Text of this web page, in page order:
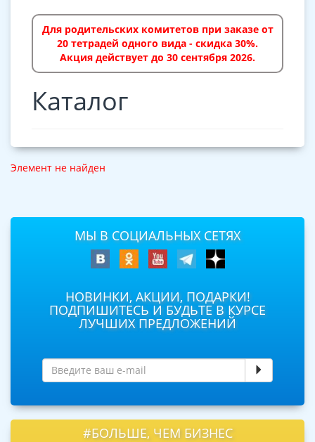
Для родительских комитетов при заказе от
20 тетрадей одного вида - скидка 30%.
Акция действует до 30 сентября 2026.
Каталог
Элемент не найден
МЫ В СОЦИАЛЬНЫХ СЕТЯХ
НОВИНКИ, АКЦИИ, ПОДАРКИ!
ПОДПИШИТЕСЬ И БУДЬТЕ В КУРСЕ
ЛУЧШИХ ПРЕДЛОЖЕНИЙ
#БОЛЬШЕ, ЧЕМ БИЗНЕС